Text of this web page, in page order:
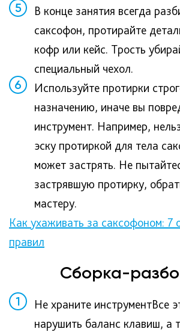
5
В конце занятия всегда
саксофон, протирайте
кофр или кейс. Трость
специальный чехол.
6
Используйте протирки
назначению, иначе вы
инструмент. Например,
эску протиркой для тела
может застрять. Не
застрявшую протирку,
мастеру.
Как ухаживать за саксофоном: 7
правил
Сборка-
1
Не храните инструментВсе
нарушить баланс клавиш, а